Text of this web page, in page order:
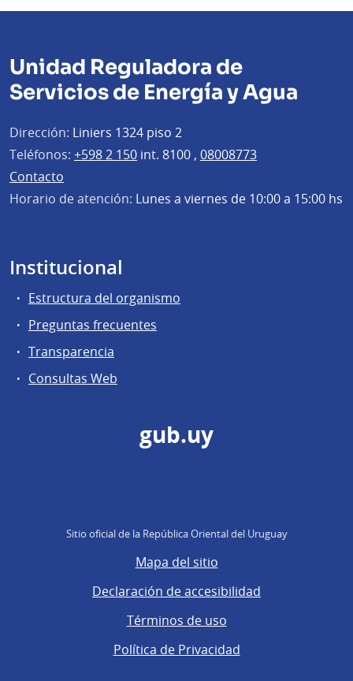
Unidad Reguladora de
Servicios de Energía y Agua
Dirección: Liniers 1324 piso 2
Teléfonos: +598 2 150 int. 8100 , 08008773
Contacto
Horario de atención: Lunes a viernes de 10:00 a 15:00 hs
Institucional
Estructura del organismo
Preguntas frecuentes
Transparencia
Consultas Web
gub.uy
Sitio oficial de la República Oriental del Uruguay
Mapa del sitio
Declaración de accesibilidad
Términos de uso
Política de Privacidad